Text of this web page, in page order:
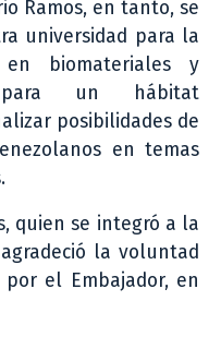
Ramos, en tanto, se
universidad para la
biomateriales y
para un hábitat
posibilidades de
en temas
quien se integró a la
la voluntad
el Embajador, en